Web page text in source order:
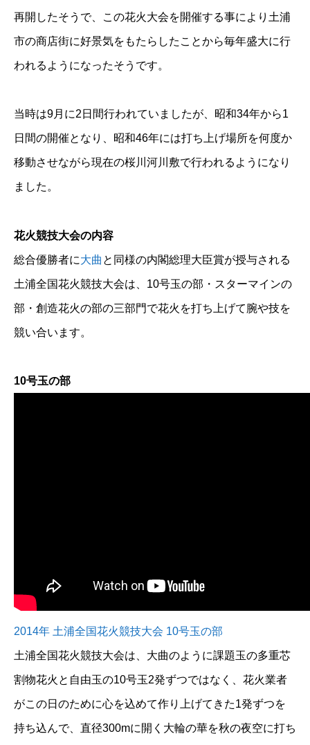
再開したそうで、この花火大会を開催する事により土浦
市の商店街に好景気をもたらしたことから毎年盛大に行
われるようになったそうです。
当時は9月に2日間行われていましたが、昭和34年から1
日間の開催となり、昭和46年には打ち上げ場所を何度か
移動させながら現在の桜川河川敷で行われるようになり
ました。
花火競技大会の内容
総合優勝者に大曲 と同様の内閣総理大臣賞が授与される
土浦全国花火競技大会は、10号玉の部・スターマインの
部・創造花火の部の三部門で花火を打ち上げて腕や技を
競い合います。
10号玉の部
2014年 土浦全国花火競技大会 10号玉の部
土浦全国花火競技大会は、大曲のように課題玉の多重芯
割物花火と自由玉の10号玉2発ずつではなく、花火業者
がこの日のために心を込めて作り上げてきた1発ずつを
持ち込んで、直径300mに開く大輪の華を秋の夜空に打ち